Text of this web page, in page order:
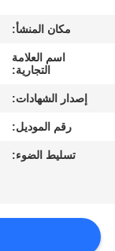
مراقبة
الجودة
اطلب
مكان المنشأ:
اسم العلامة
التجارية:
إصدار الشهادات:
رقم الموديل:
تسليط الضوء: